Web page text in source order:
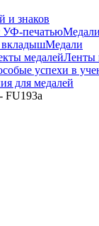
и знаков
УФ-печатью
Медали
медалейЛенты
успехи в
для медалей
FU193a